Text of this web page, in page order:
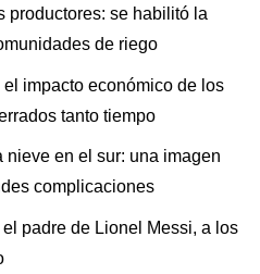
productores: se habilitó la
de riego
impacto económico de los
tanto tiempo
nieve en el sur: una imagen
complicaciones
padre de Lionel Messi, a los